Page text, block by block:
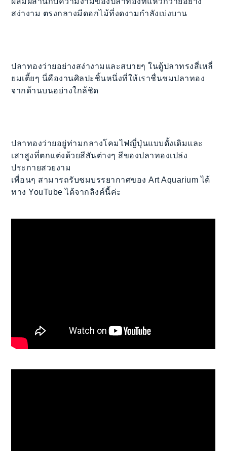
สง่างาม ตรงกลางมีดอกไม้ที่งดงามกำลังเบ่งบาน
ปลาทองว่ายอย่างสง่างามและสบายๆ ในตู้ปลาทรงสี่เหลี่
ยมเตี้ยๆ นี่คืองานศิลปะชิ้นหนึ่งที่ให้เราชื่นชมปลาทอง
จากด้านบนอย่างใกล้ชิด
ปลาทองว่ายอยู่ท่ามกลางโคมไฟญี่ปุ่นแบบดั้งเดิมและ
เสาสูงที่ตกแต่งด้วยสีสันต่างๆ สีของปลาทองเปล่ง
ประกายสวยงาม
เพื่อนๆ สามารถรับชมบรรยากาศของ Art Aquarium ได้
ทาง YouTube ได้จากลิงค์นี้ค่ะ